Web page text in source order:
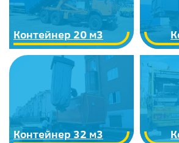
Контейнер 20 м3
Контейнер 32 м3